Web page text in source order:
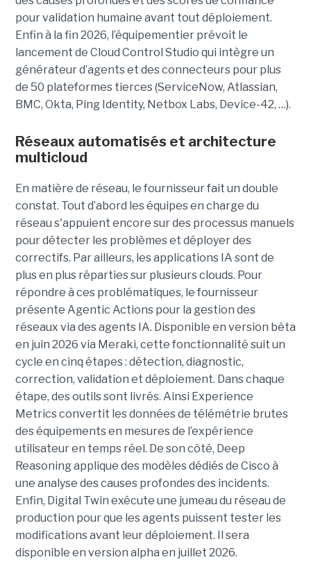
pour validation humaine avant tout déploiement.
Enfin à la fin 2026, l’équipementier prévoit le
lancement de Cloud Control Studio qui intègre un
générateur d’agents et des connecteurs pour plus
de 50 plateformes tierces (ServiceNow, Atlassian,
BMC, Okta, Ping Identity, Netbox Labs, Device-42, …).
Réseaux automatisés et architecture
multicloud
En matière de réseau, le fournisseur fait un double
constat. Tout d’abord les équipes en charge du
réseau s'appuient encore sur des processus manuels
pour détecter les problèmes et déployer des
correctifs. Par ailleurs, les applications IA sont de
plus en plus réparties sur plusieurs clouds. Pour
répondre à ces problématiques, le fournisseur
présente Agentic Actions pour la gestion des
réseaux via des agents IA. Disponible en version bêta
en juin 2026 via Meraki, cette fonctionnalité suit un
cycle en cinq étapes : détection, diagnostic,
correction, validation et déploiement. Dans chaque
étape, des outils sont livrés. Ainsi Experience
Metrics convertit les données de télémétrie brutes
des équipements en mesures de l’expérience
utilisateur en temps réel. De son côté, Deep
Reasoning applique des modèles dédiés de Cisco à
une analyse des causes profondes des incidents.
Enfin, Digital Twin exécute une jumeau du réseau de
production pour que les agents puissent tester les
modifications avant leur déploiement. Il sera
disponible en version alpha en juillet 2026.